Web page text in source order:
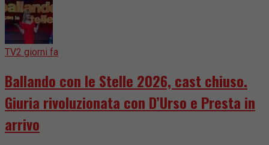
TV2 giorni fa
Ballando con le Stelle 2026, cast chiuso.
Giuria rivoluzionata con D’Urso e Presta in
arrivo